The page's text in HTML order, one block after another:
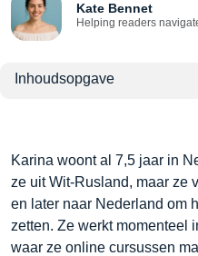
Kate Bennet
Helping readers
Inhoudsopgave
Karina woont al 7,5 jaar in
ze uit Wit-Rusland, maar ze
en later naar Nederland om
zetten. Ze werkt momenteel
waar ze online cursussen